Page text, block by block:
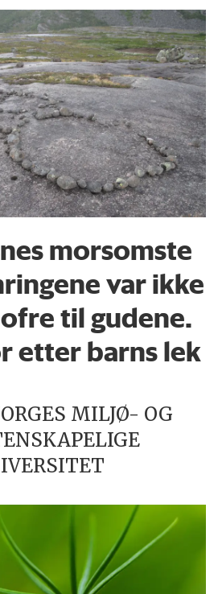
morsomste
var ikke
til gudene.
etter barns lek
MILJØ- OG